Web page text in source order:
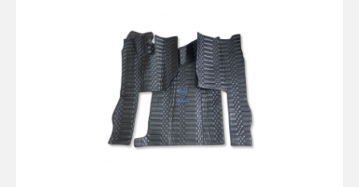
Оснащение прицепов
Автономное отопление и
кондиционировани
Стяжные ремни и тросы